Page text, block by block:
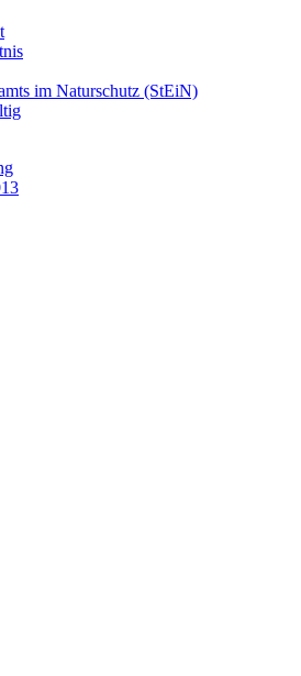
im Naturschutz (StEiN)